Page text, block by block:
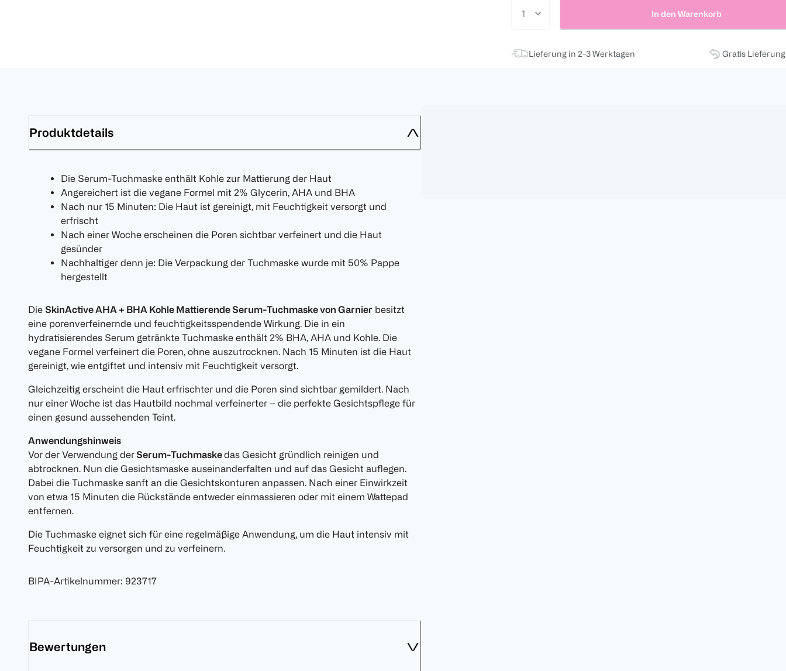
In den Warenkorb
Lieferung in 2-3 Werktagen Gratis
Produktdetails
Die Serum-Tuchmaske enthält Kohle zur Mattierung der Haut
Angereichert ist die vegane Formel mit 2% Glycerin, AHA und BHA
Nach nur 15 Minuten: Die Haut ist gereinigt, mit Feuchtigkeit versorgt und
erfrischt
Nach einer Woche erscheinen die Poren sichtbar verfeinert und die Haut
gesünder
Nachhaltiger denn je: Die Verpackung der Tuchmaske wurde mit 50% Pappe
hergestellt
Die SkinActive AHA + BHA Kohle Mattierende Serum-Tuchmaske von Garnier besitzt
eine porenverfeinernde und feuchtigkeitsspendende Wirkung. Die in ein
hydratisierendes Serum getränkte Tuchmaske enthält 2% BHA, AHA und Kohle. Die
vegane Formel verfeinert die Poren, ohne auszutrocknen. Nach 15 Minuten ist die Haut
gereinigt, wie entgiftet und intensiv mit Feuchtigkeit versorgt.
Gleichzeitig erscheint die Haut erfrischter und die Poren sind sichtbar gemildert. Nach
nur einer Woche ist das Hautbild nochmal verfeinerter – die perfekte Gesichtspflege für
einen gesund aussehenden Teint.
Anwendungshinweis
Vor der Verwendung der Serum-Tuchmaskedas Gesicht gründlich reinigen und
abtrocknen. Nun die Gesichtsmaske auseinanderfalten und auf das Gesicht auflegen.
Dabei die Tuchmaske sanft an die Gesichtskonturen anpassen. Nach einer Einwirkzeit
von etwa 15 Minuten die Rückstände entweder einmassieren oder mit einem Wattepad
entfernen.
Die Tuchmaske eignet sich für eine regelmäßige Anwendung, um die Haut intensiv mit
Feuchtigkeit zu versorgen und zu verfeinern.
BIPA-Artikelnummer: 923717
Bewertungen